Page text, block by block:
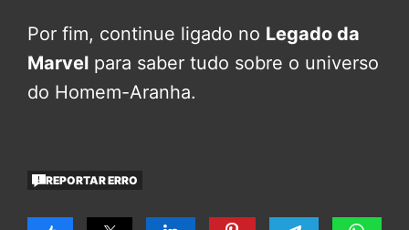
Por fim, continue ligado no Legado da
Marvel para saber tudo sobre o universo
do Homem-Aranha.
REPORTAR ERRO